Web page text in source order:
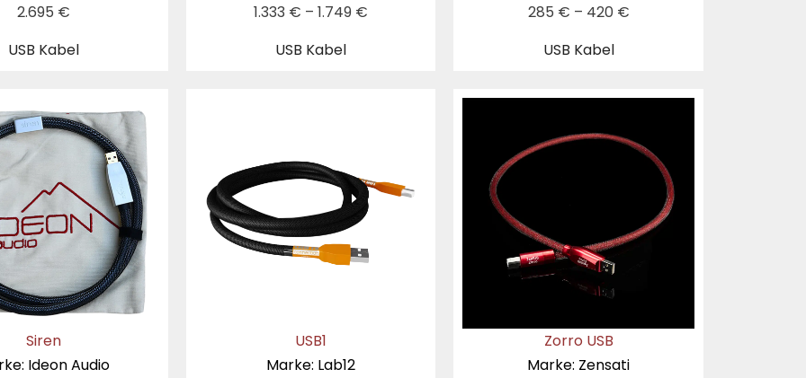
USB Kabel
2.695 €
USB Kabel
1.333 € –1.749 €
USB Kabel
285 € – 420 €
Siren
Ideon Audio
USB1
Marke: Lab12
Zorro USB
Marke: Zensati